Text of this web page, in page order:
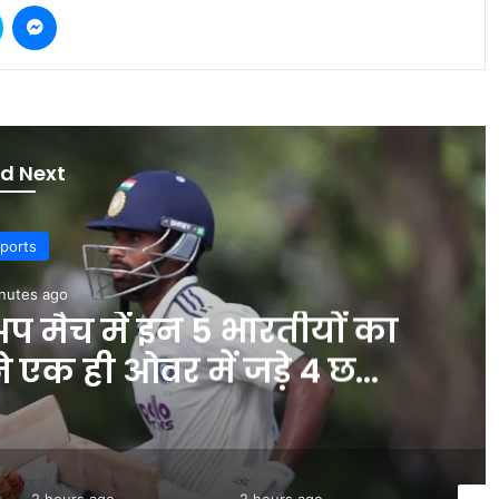
Next
ago
मैच में इन 5 भारतीयों का
एक ही ओवर में जड़े 4 छक्के